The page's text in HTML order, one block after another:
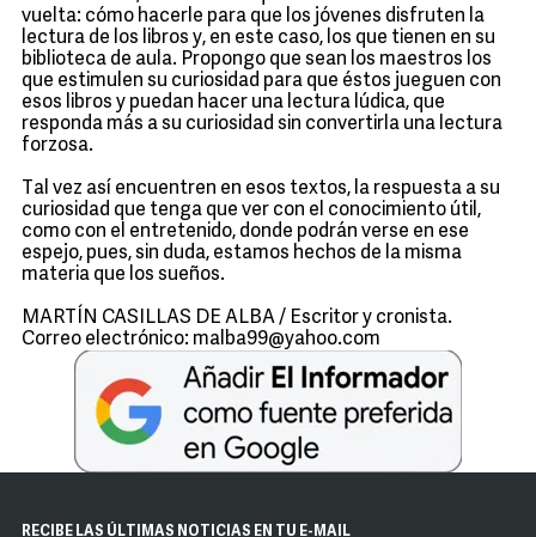
vuelta: cómo hacerle para que los jóvenes disfruten la
lectura de los libros y, en este caso, los que tienen en su
biblioteca de aula. Propongo que sean los maestros los
que estimulen su curiosidad para que éstos jueguen con
esos libros y puedan hacer una lectura lúdica, que
responda más a su curiosidad sin convertirla una lectura
forzosa.
Tal vez así encuentren en esos textos, la respuesta a su
curiosidad que tenga que ver con el conocimiento útil,
como con el entretenido, donde podrán verse en ese
espejo, pues, sin duda, estamos hechos de la misma
materia que los sueños.
MARTÍN CASILLAS DE ALBA / Escritor y cronista.
Correo electrónico: malba99@yahoo.com
RECIBE LAS ÚLTIMAS NOTICIAS EN TU E-MAIL